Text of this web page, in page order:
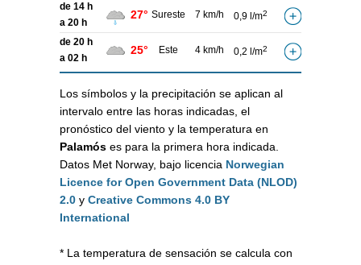
de 14 h
a 20 h
27° Sureste 7 km/h 0,9 l/m2
de 20 h
a 02 h
25° Este 4 km/h 0,2 l/m2
Los símbolos y la precipitación se aplican al
intervalo entre las horas indicadas, el
pronóstico del viento y la temperatura en
Palamós es para la primera hora indicada.
Datos Met Norway, bajo licencia Norwegian
Licence for Open Government Data (NLOD)
2.0 y Creative Commons 4.0 BY
International
* La temperatura de sensación se calcula con